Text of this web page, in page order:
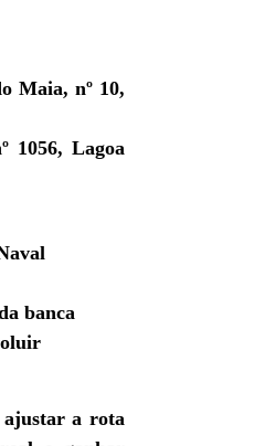
Maia, nº 10,
1056, Lagoa
banca
ajustar a rota